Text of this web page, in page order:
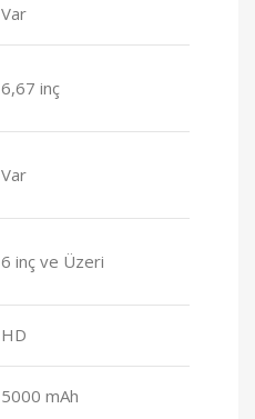
Var
6,67 inç
Var
6 inç ve Üzeri
HD
5000 mAh